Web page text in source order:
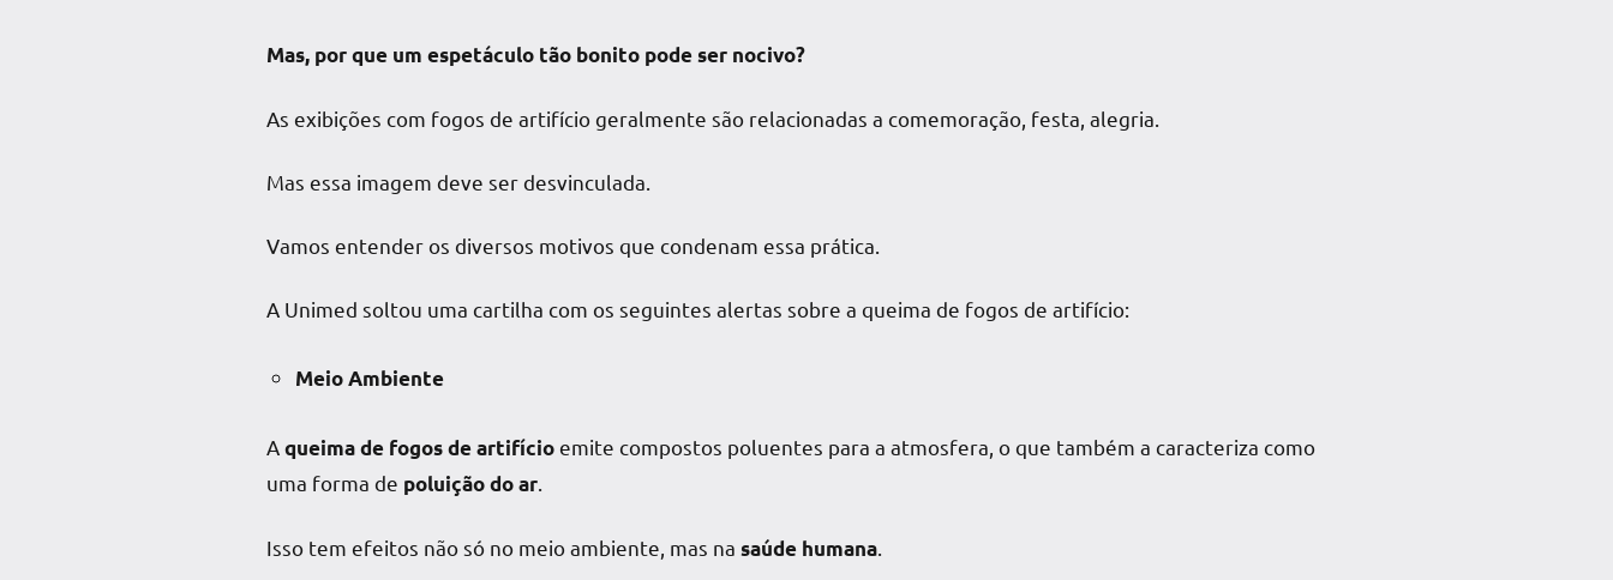
Mas, por que um espetáculo tão bonito pode ser nocivo?
As exibições com fogos de artifício geralmente são relacionadas a comemoração, festa, alegria.
Mas essa imagem deve ser desvinculada.
Vamos entender os diversos motivos que condenam essa prática.
A Unimed soltou uma cartilha com os seguintes alertas sobre a queima de fogos de artifício:
Meio Ambiente
Aqueima de fogos de artifícioemite compostos poluentes para a atmosfera, o que também a caracteriza como
uma forma de poluição do ar
Isso tem efeitos não só no meio ambiente, mas na saúde humana